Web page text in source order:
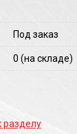
Под заказ
0 (на складе)
разделу